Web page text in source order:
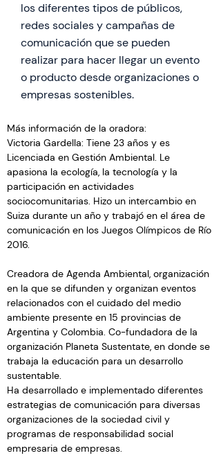
los diferentes tipos de públicos,
redes sociales y campañas de
comunicación que se pueden
realizar para hacer llegar un evento
o producto desde organizaciones o
empresas sostenibles.
Más información de la oradora:
​Victoria Gardella: Tiene 23 años y es
Licenciada en Gestión Ambiental. Le
apasiona la ecología, la tecnología y la
participación en actividades
sociocomunitarias. Hizo un intercambio en
Suiza durante un año y trabajó en el área de
comunicación en los Juegos Olímpicos de Río
2016.
Creadora de Agenda Ambiental, organización
en la que se difunden y organizan eventos
relacionados con el cuidado del medio
ambiente presente en 15 provincias de
Argentina y Colombia. Co-fundadora de la
organización Planeta Sustentate, en donde se
trabaja la educación para un desarrollo
sustentable.
Ha desarrollado e implementado diferentes
estrategias de comunicación para diversas
organizaciones de la sociedad civil y
programas de responsabilidad social
empresaria de empresas.